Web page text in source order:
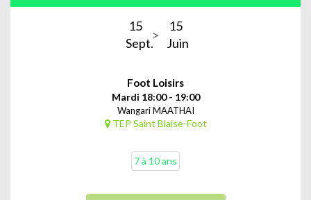
15
Sept.
15
Juin
Foot Loisirs
Mardi 18:00 - 19:00
Wangari MAATHAI
TEP Saint Blaise-Foot
7 à 10 ans